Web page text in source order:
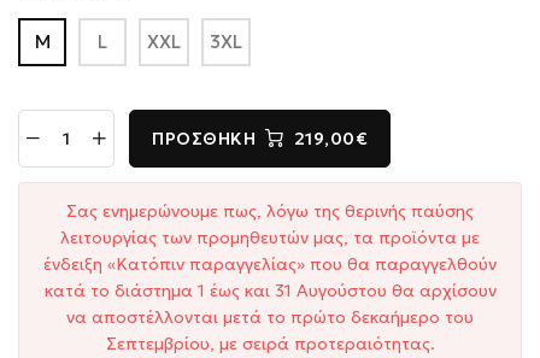
M L XXL 3XL
ΠΡΟΣΘΉΚΗ 219,00€
Σας ενημερώνουμε πως, λόγω της θερινής παύσης
λειτουργίας των προμηθευτών μας, τα προϊόντα με
ένδειξη «Κατόπιν παραγγελίας» που θα παραγγελθούν
κατά το διάστημα 1 έως και 31 Αυγούστου θα αρχίσουν
να αποστέλλονται μετά το πρώτο δεκαήμερο του
Σεπτεμβρίου, με σειρά προτεραιότητας.